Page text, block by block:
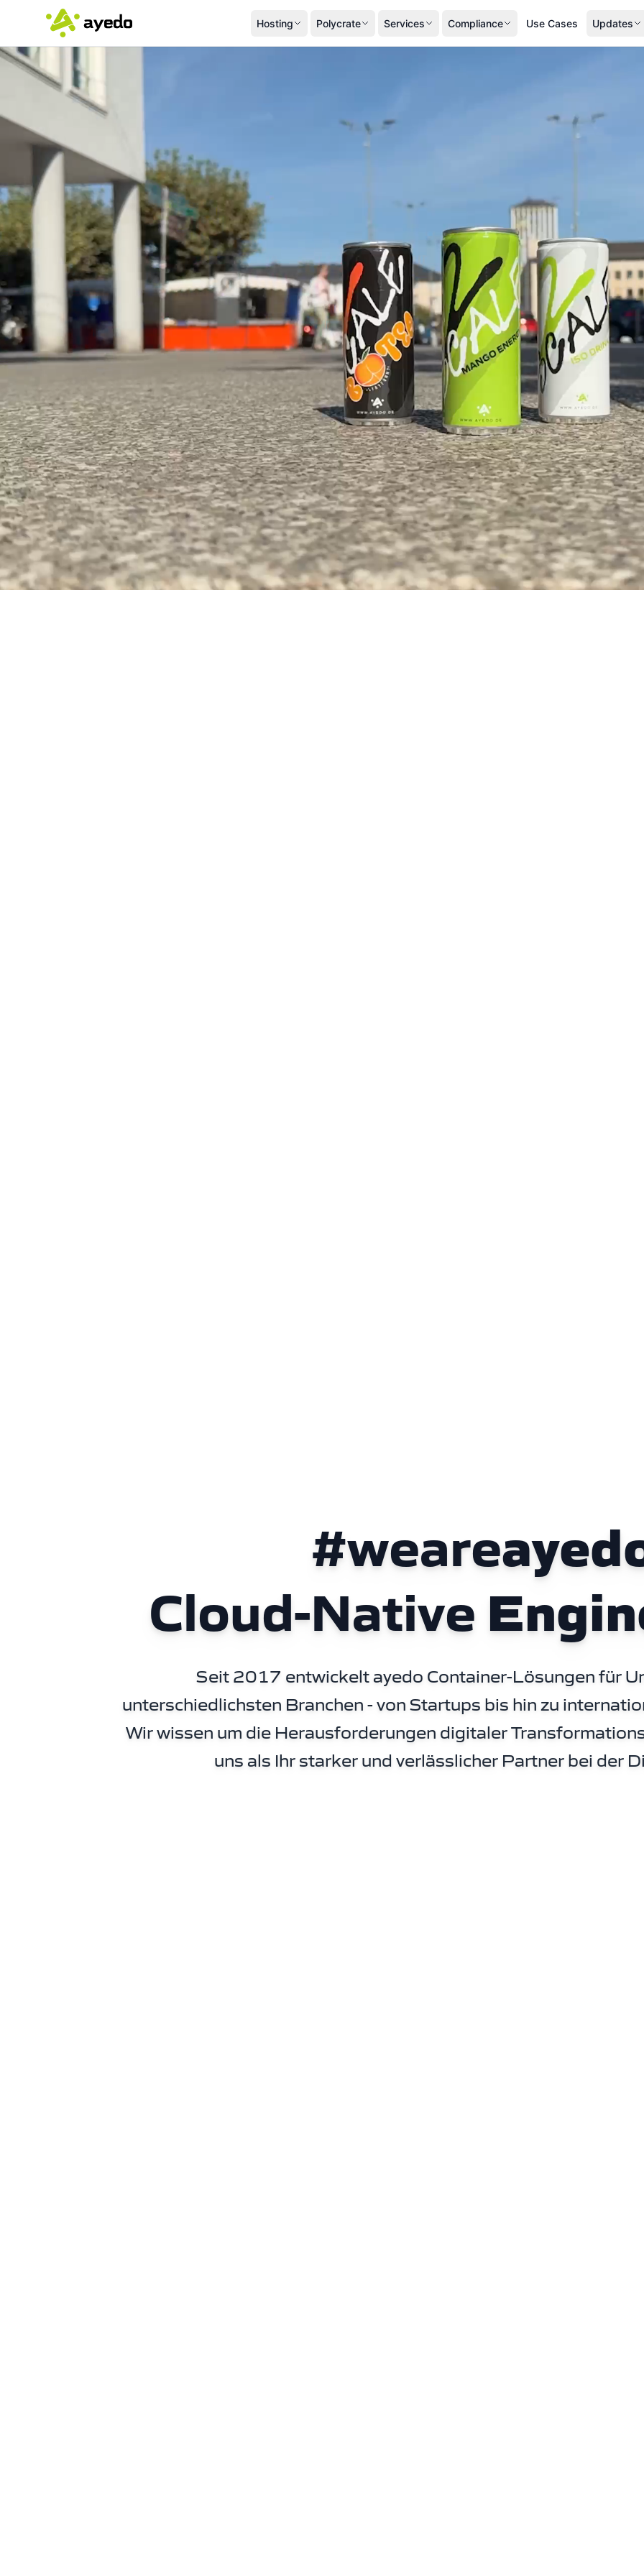
Hosting Polycrate Services Compliance Use Cases Updates
#weare
Cloud-Native
Seit 2017 entwickelt ayedo Container-Lösungen für
unterschiedlichsten Branchen - von Startups bis hin zu
Wir wissen um die Herausforderungen digitaler
uns als Ihr starker und verlässlicher Partner bei der